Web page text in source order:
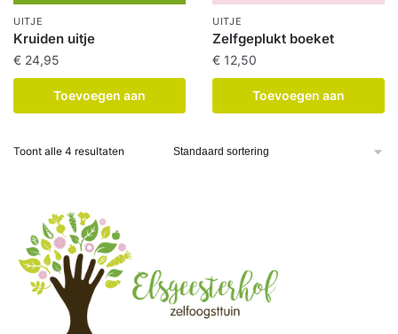
UITJE
Kruiden uitje
€ 24,95
Toevoegen aan
UITJE
Zelfgeplukt boeket
€ 12,50
Toevoegen aan
Toont alle 4 resultaten